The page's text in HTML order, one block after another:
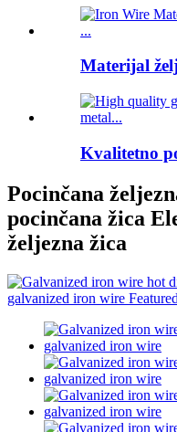
Materijal
Kvalitetno
Pocinčana
pocinčana žica
željezna žica